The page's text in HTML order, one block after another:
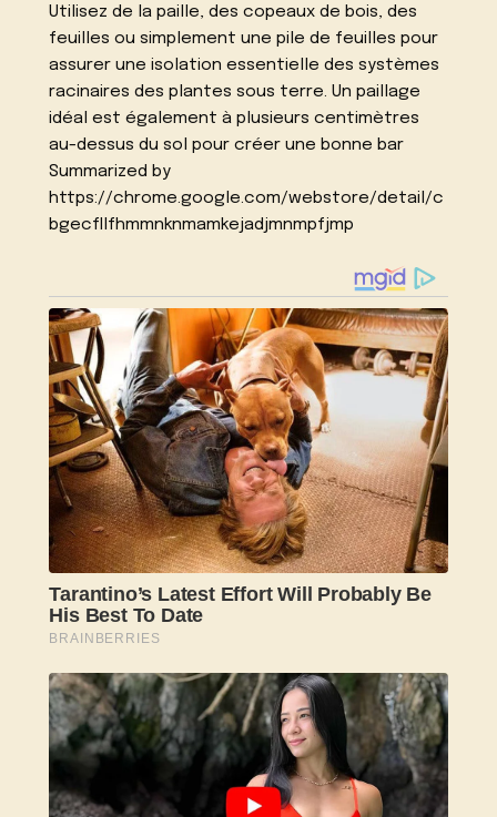
Utilisez de la paille, des copeaux de bois, des
feuilles ou simplement une pile de feuilles pour
assurer une isolation essentielle des systèmes
racinaires des plantes sous terre. Un paillage
idéal est également à plusieurs centimètres
au-dessus du sol pour créer une bonne bar
Summarized by
https://chrome.google.com/webstore/detail/c
bgecfllfhmmnknmamkejadjmnmpfjmp